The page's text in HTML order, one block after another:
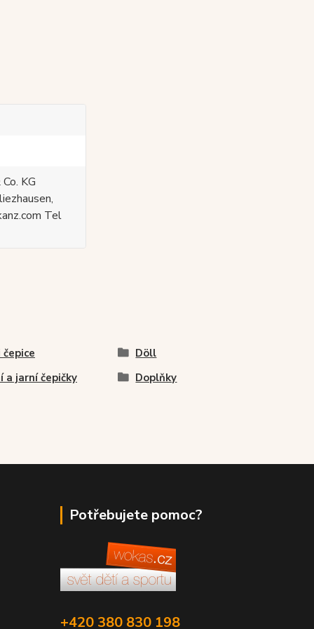
KG
Tel
čepice
Döll
a jarní čepičky
Doplňky
Potřebujete pomoc?
+420 380 830 198